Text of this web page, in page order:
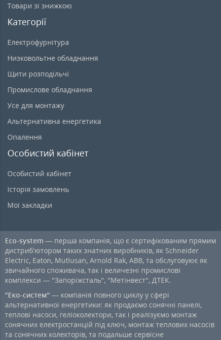
Товари зі знижкою
Категорії
Електрофурнітура
Низковольтне обладнання
Щити розподільчі
Промислове обладнання
Усе для монтажу
Альтернативна енергетика
Опалення
Особистий кабінет
Особистий кабінет
Історія замовлень
Мої закладки
Eco-system — перша компанія, що є сертифікованим прямим
дистриб'ютором таких знатних виробників, як Schneider
Electric, Eaton, Mutlusan, Arnold Rak, ABB, та обслуговуює як
звичайного споживача, так і величезні промислові
комплекси — "Запоріжсталь", "Метінвест", ДТЕК.
"Еко-систем" — компанія повного циклу у сфері
альтернативної енергетики: як продаємо сонячні панелі,
теплові насоси, геліоколектори, так і реалізуємо монтаж
сонячних електростанцій під ключ, монтаж теплових насосів
та сонячних колекторів, та подальше сервісне